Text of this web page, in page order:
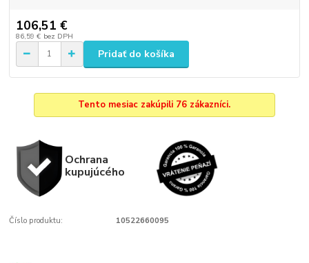
106,51 €
86,59 € bez DPH
Pridať do košíka
Tento mesiac zakúpili 76 zákazníci.
Ochrana
kupujúcého
Číslo produktu: 10522660095